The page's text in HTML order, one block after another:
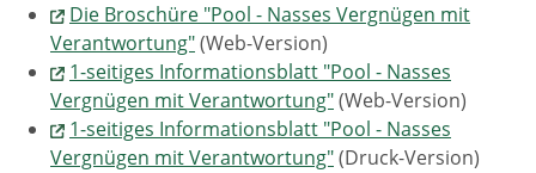
Die Broschüre "Pool - Nasses Vergnügen mit
Verantwortung"(Web-Version)
1-seitiges Informationsblatt "Pool - Nasses
Vergnügen mit Verantwortung"(Web-Version)
1-seitiges Informationsblatt "Pool - Nasses
Vergnügen mit Verantwortung"(Druck-Version)